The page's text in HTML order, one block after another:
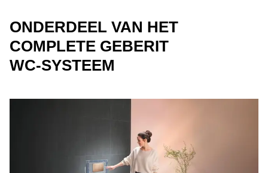
ONDERDEEL VAN HET
COMPLETE GEBERIT
WC‑SYSTEEM